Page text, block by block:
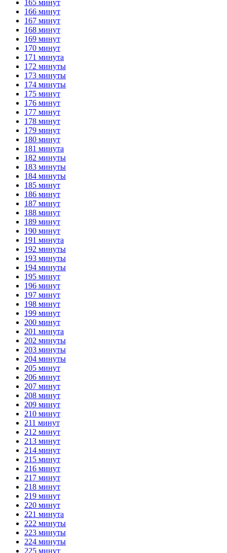
165 минут
166 минут
167 минут
168 минут
169 минут
170 минут
171 минута
172 минуты
173 минуты
174 минуты
175 минут
176 минут
177 минут
178 минут
179 минут
180 минут
181 минута
182 минуты
183 минуты
184 минуты
185 минут
186 минут
187 минут
188 минут
189 минут
190 минут
191 минута
192 минуты
193 минуты
194 минуты
195 минут
196 минут
197 минут
198 минут
199 минут
200 минут
201 минута
202 минуты
203 минуты
204 минуты
205 минут
206 минут
207 минут
208 минут
209 минут
210 минут
211 минут
212 минут
213 минут
214 минут
215 минут
216 минут
217 минут
218 минут
219 минут
220 минут
221 минута
222 минуты
223 минуты
224 минуты
225 минут